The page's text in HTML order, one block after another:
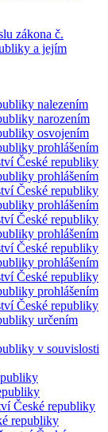
zákona č.
a jejím
nalezením
narozením
osvojením
prohlášením
České republiky
prohlášením
České republiky
prohlášením
České republiky
prohlášením
České republiky
prohlášením
České republiky
prohlášením
České republiky
určením
v souvislosti
České republiky
republiky